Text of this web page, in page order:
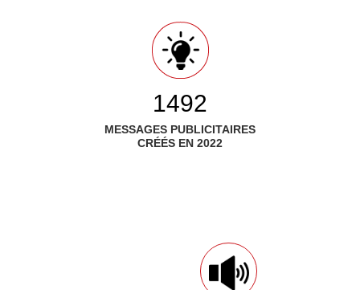
1492
MESSAGES PUBLICITAIRES
CRÉÉS EN 2022